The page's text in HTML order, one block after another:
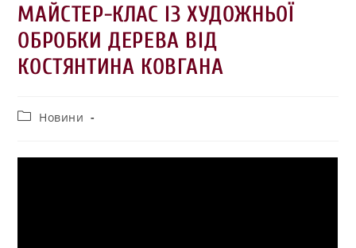
МАЙСТЕР-КЛАС ІЗ ХУДОЖНЬОЇ
ОБРОБКИ ДЕРЕВА ВІД
КОСТЯНТИНА КОВГАНА
Новини